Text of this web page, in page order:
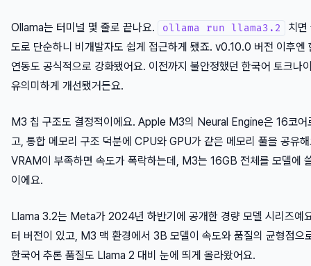
Ollama는 터미널 몇 줄로 끝나요. ollama run llama3.2
치면
도로 단순하니 비개발자도 쉽게 접근하게 됐죠. v0.10.0 버전 이후
연동도 공식적으로 강화됐어요. 이전까지 불안정했던 한국어 토크나
유의미하게 개선됐거든요.
M3 칩 구조도 결정적이에요. Apple M3의 Neural Engine은 16코어
고, 통합 메모리 구조 덕분에 CPU와 GPU가 같은 메모리 풀을 공유
VRAM이 부족하면 속도가 폭락하는데, M3는 16GB 전체를 모델에
이에요.
Llama 3.2는 Meta가 2024년 하반기에 공개한 경량 모델 시리즈예
터 버전이 있고, M3 맥 환경에서 3B 모델이 속도와 품질의 균형점으
한국어 추론 품질도 Llama 2 대비 눈에 띄게 올라왔어요.